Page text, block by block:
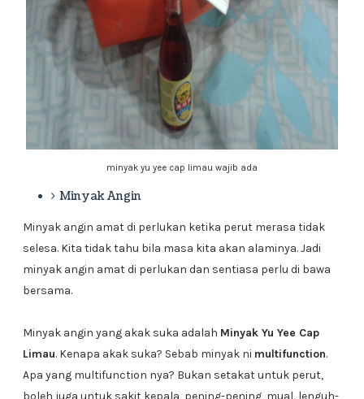
minyak yu yee cap limau wajib ada
Minyak Angin
Minyak angin amat di perlukan ketika perut merasa tidak
selesa. Kita tidak tahu bila masa kita akan alaminya. Jadi
minyak angin amat di perlukan dan sentiasa perlu di bawa
bersama.
Minyak angin yang akak suka adalah Minyak Yu Yee Cap
Limau. Kenapa akak suka? Sebab minyak ni multifunction.
Apa yang multifunction nya? Bukan setakat untuk perut,
boleh juga untuk sakit kepala, pening-pening, mual, lenguh-